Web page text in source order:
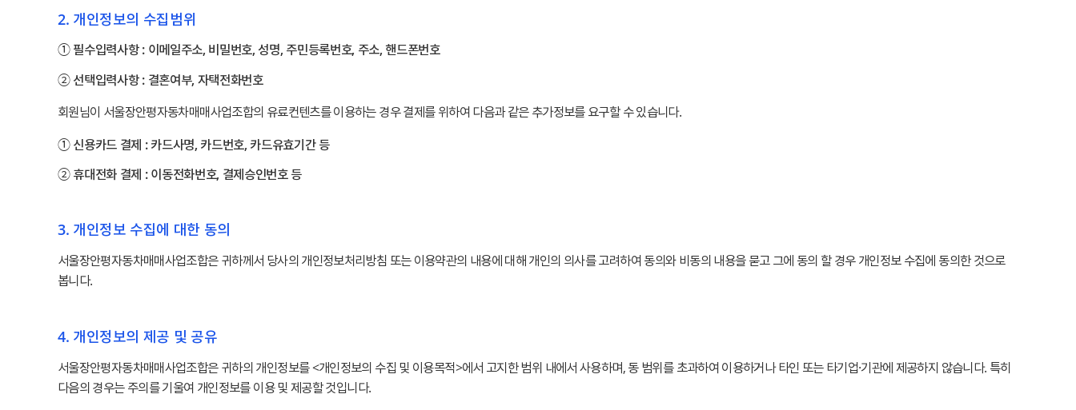
2. 개인정보의 수집범위
① 필수입력사항 : 이메일주소, 비밀번호, 성명, 주민등록번호, 주소, 핸드폰번호
② 선택입력사항 : 결혼여부, 자택전화번호
회원님이 서울장안평자동차매매사업조합의 유료컨텐츠를 이용하는 경우 결제를 위하여 다음과 같은 추가정보를 요구할 수 있습니다.
① 신용카드 결제 : 카드사명, 카드번호, 카드유효기간 등
② 휴대전화 결제 : 이동전화번호, 결제승인번호 등
3. 개인정보 수집에 대한 동의
서울장안평자동차매매사업조합은 귀하께서 당사의 개인정보처리방침 또는 이용약관의 내용에 대해 개인의 의사를 고려하여 동의와 비동의 내용을 묻고 그에 동의 할 경우 개인정보 수집에 동의한 것으로
봅니다.
4. 개인정보의 제공 및 공유
서울장안평자동차매매사업조합은 귀하의 개인정보를 <개인정보의 수집 및 이용목적>에서 고지한 범위 내에서 사용하며, 동 범위를 초과하여 이용하거나 타인 또는 타기업·기관에 제공하지 않습니다. 특히
다음의 경우는 주의를 기울여 개인정보를 이용 및 제공할 것입니다.